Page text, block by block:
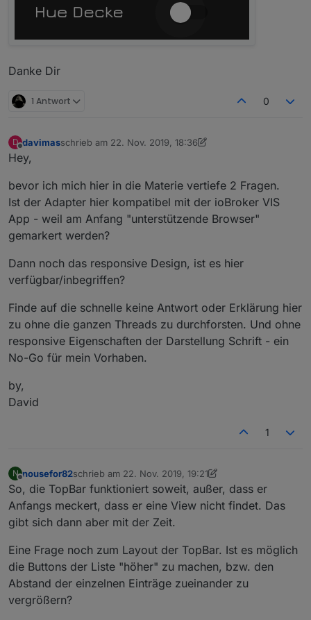
Danke Dir
1 Antwort 0
D davimasschrieb am 22. Nov. 2019, 18:36
zuletzt editiert von davimas
Hey,
bevor ich mich hier in die Materie vertiefe 2 Fragen.
Ist der Adapter hier kompatibel mit der ioBroker VIS
App - weil am Anfang "unterstützende Browser"
gemarkert werden?
Dann noch das responsive Design, ist es hier
verfügbar/inbegriffen?
Finde auf die schnelle keine Antwort oder Erklärung hier
zu ohne die ganzen Threads zu durchforsten. Und ohne
responsive Eigenschaften der Darstellung Schrift - ein
No-Go für mein Vorhaben.
by,
David
1
N
Offline
nousefor82schrieb am 22. Nov. 2019, 19:21
zuletzt editiert von nousefor82
So, die TopBar funktioniert soweit, außer, dass er
Anfangs meckert, dass er eine View nicht findet. Das
gibt sich dann aber mit der Zeit.
Eine Frage noch zum Layout der TopBar. Ist es möglich
die Buttons der Liste "höher" zu machen, bzw. den
Abstand der einzelnen Einträge zueinander zu
vergrößern?